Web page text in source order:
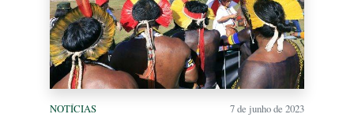
NOTÍCIAS 7 de junho de 2023